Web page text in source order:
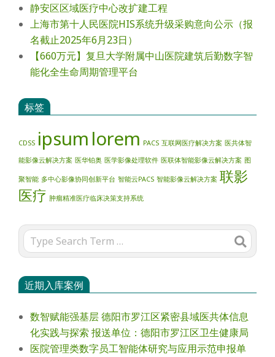
静安区区域医疗中心改扩建工程
上海市第十人民医院HIS系统升级采购意向公示（报
名截止2025年6月23日）
【660万元】复旦大学附属中山医院建筑后勤数字智
能化全生命周期管理平台
标签
CDSS ipsum lorem PACS 互联网医疗解决方案 医共体智
能影像云解决方案 医华铂奥 医学影像处理软件 医联体智能影像云解决方案 图
聚智能 多中心影像协同创新平台 智能云PACS 智能影像云解决方案 联影
医疗 肿瘤精准医疗临床决策支持系统
Search
近期入库案例
数智赋能强基层 德阳市罗江区紧密县域医共体信息
化实践与探索 报送单位：德阳市罗江区卫生健康局
医院管理类数字员工智能体研究与应用示范申报单